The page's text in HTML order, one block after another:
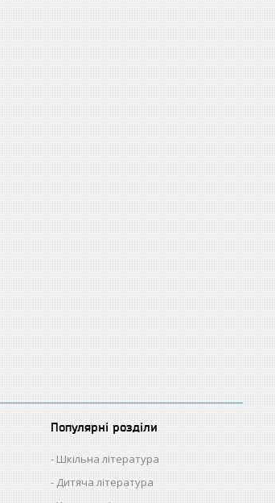
Популярні розділи
Шкільна література
Дитяча література